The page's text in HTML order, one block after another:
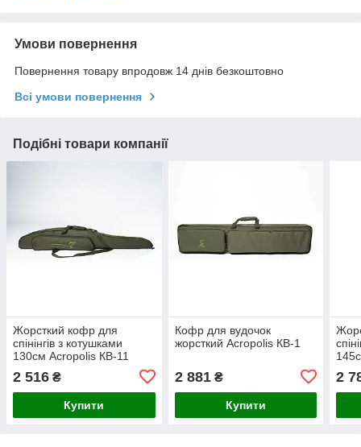
Умови повернення
Повернення товару впродовж 14 днів безкоштовно
Всі умови повернення
Подібні товари компанії
Жорсткий кофр для
спінінгів з котушками
130см Acropolis КВ-11
2 516 ₴
Купити
Кофр для вудочок
жорсткий Acropolis КВ-1
2 881₴
Купити
2